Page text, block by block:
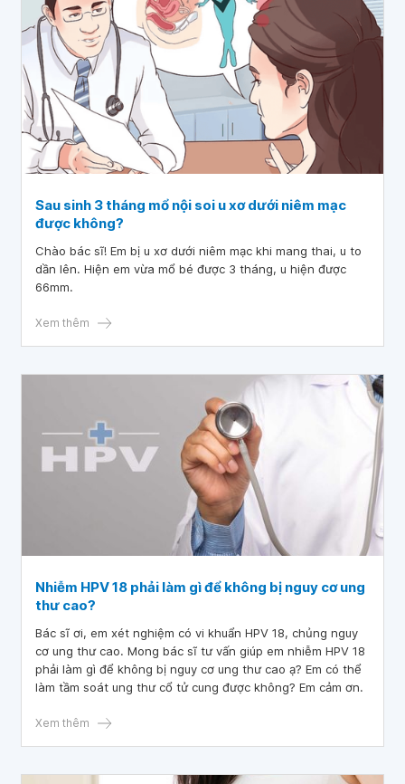
Sau sinh 3 tháng mổ nội soi u xơ dưới niêm mạc
được không?
Chào bác sĩ! Em bị u xơ dưới niêm mạc khi mang thai, u to
dần lên. Hiện em vừa mổ bé được 3 tháng, u hiện được
66mm.
Xem thêm
Nhiễm HPV 18 phải làm gì để không bị nguy cơ ung
thư cao?
Bác sĩ ơi, em xét nghiệm có vi khuẩn HPV 18, chủng nguy
cơ ung thư cao. Mong bác sĩ tư vấn giúp em nhiễm HPV 18
phải làm gì để không bị nguy cơ ung thư cao ạ? Em có thể
làm tầm soát ung thư cổ tử cung được không? Em cảm ơn.
Xem thêm